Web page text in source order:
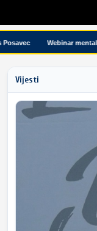
Webinar
Vijesti